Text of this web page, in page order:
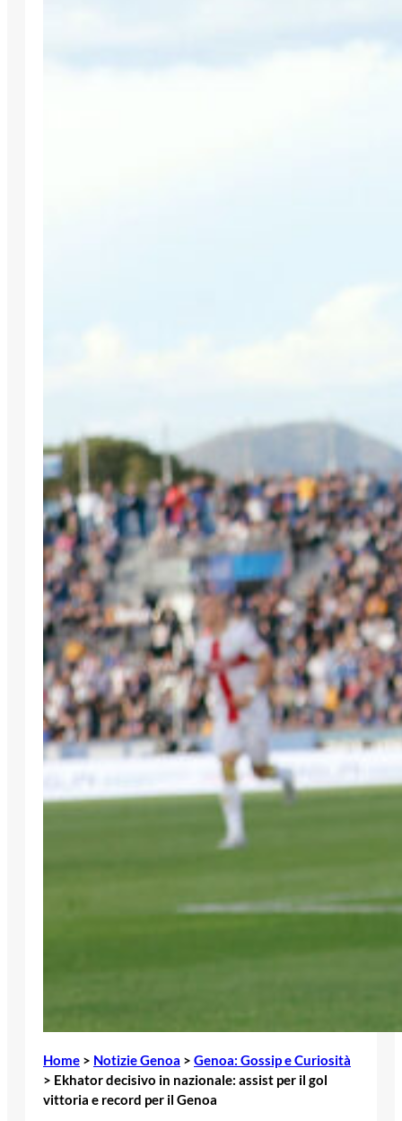
Home > Notizie Genoa > Genoa: Gossip e Curiosità
> Ekhator decisivo in nazionale: assist per il gol
vittoria e record per il Genoa